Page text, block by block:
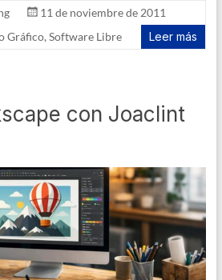
11 de noviembre de 2011
Gráfico, Software Libre Leer más
con Joaclint